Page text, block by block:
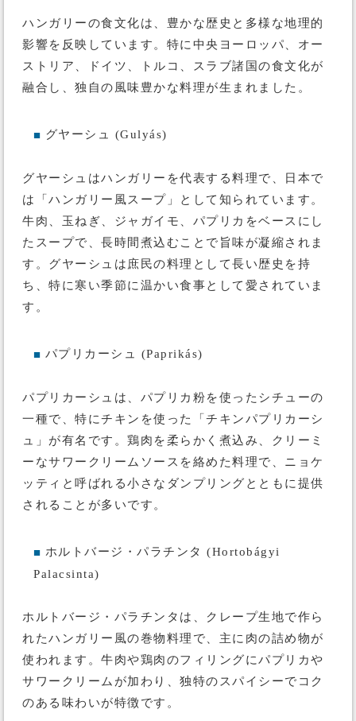
ハンガリーの食文化は、豊かな歴史と多様な地理的
影響を反映しています。特に中央ヨーロッパ、オー
ストリア、ドイツ、トルコ、スラブ諸国の食文化が
融合し、独自の風味豊かな料理が生まれました。
■ グヤーシュ (Gulyás)
グヤーシュはハンガリーを代表する料理で、日本で
は「ハンガリー風スープ」として知られています。
牛肉、玉ねぎ、ジャガイモ、パプリカをベースにし
たスープで、長時間煮込むことで旨味が凝縮されま
す。グヤーシュは庶民の料理として長い歴史を持
ち、特に寒い季節に温かい食事として愛されていま
す。
■ パプリカーシュ (Paprikás)
パプリカーシュは、パプリカ粉を使ったシチューの
一種で、特にチキンを使った「チキンパプリカーシ
ュ」が有名です。鶏肉を柔らかく煮込み、クリーミ
ーなサワークリームソースを絡めた料理で、ニョケ
ッティと呼ばれる小さなダンプリングとともに提供
されることが多いです。
■ ホルトバージ・パラチンタ (Hortobágyi
Palacsinta)
ホルトバージ・パラチンタは、クレープ生地で作ら
れたハンガリー風の巻物料理で、主に肉の詰め物が
使われます。牛肉や鶏肉のフィリングにパプリカや
サワークリームが加わり、独特のスパイシーでコク
のある味わいが特徴です。